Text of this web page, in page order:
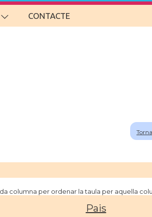
CONTACTE
columna per ordenar la taula per aquella
Pais